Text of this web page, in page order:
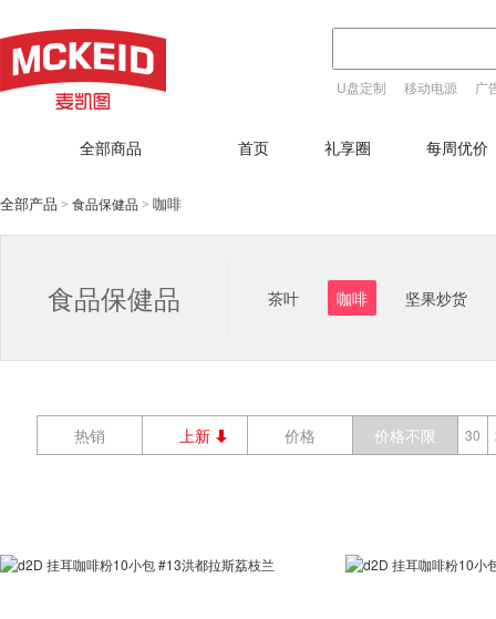
U盘定制 移动电源
广
全部商品 首页 礼享圈 每周优价
全部产品 > 食品保健品 > 咖啡
食品保健品 茶叶 咖啡 坚果炒货
热销 上新 价格 价格不限 30